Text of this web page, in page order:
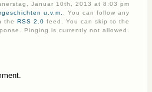
Januar 10th, 2013 at 8:03 pm
u.v.m.
. You can follow any
theRSS 2.0 feed. You can skip to the
Pinging is currently not allowed.